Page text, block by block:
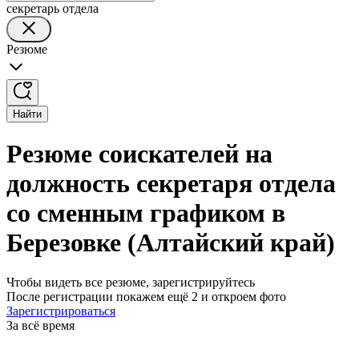
секретарь отдела
Резюме
Найти
Резюме соискателей на
должность секретаря отдела
со сменным графиком в
Березовке (Алтайский край)
Чтобы видеть все резюме, зарегистрируйтесь
После регистрации покажем ещё 2 и откроем фото
Зарегистрироваться
За всё время